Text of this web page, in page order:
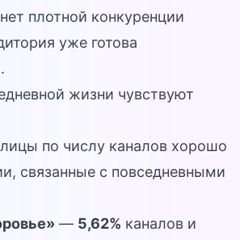
плотной конкуренции
уже готова
жизни чувствуют
по числу каналов хорошо
связанные с повседневными
— 5,62% каналов и